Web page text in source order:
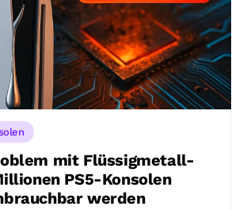
mit Flüssigmetall-
PS5-Konsolen
werden